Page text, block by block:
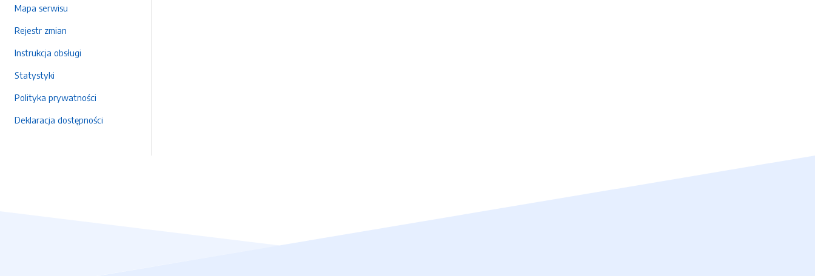
Mapa serwisu
Rejestr zmian
Instrukcja obsługi
Statystyki
Polityka prywatności
Deklaracja dostępności